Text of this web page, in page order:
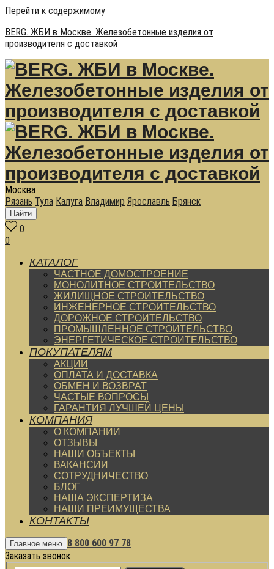
Перейти к содержимому
BERG. ЖБИ в Москве. Железобетонные изделия от
производителя с доставкой
Москва
Рязань Тула Калуга Владимир Ярославль Брянск
Найти
0
0
КАТАЛОГ
ЧАСТНОЕ ДОМОСТРОЕНИЕ
МОНОЛИТНОЕ СТРОИТЕЛЬСТВО
ЖИЛИЩНОЕ СТРОИТЕЛЬСТВО
ИНЖЕНЕРНОЕ СТРОИТЕЛЬСТВО
ДОРОЖНОЕ СТРОИТЕЛЬСТВО
ПРОМЫШЛЕННОЕ СТРОИТЕЛЬСТВО
ЭНЕРГЕТИЧЕСКОЕ СТРОИТЕЛЬСТВО
ПОКУПАТЕЛЯМ
АКЦИИ
ОПЛАТА И ДОСТАВКА
ОБМЕН И ВОЗВРАТ
ЧАСТЫЕ ВОПРОСЫ
ГАРАНТИЯ ЛУЧШЕЙ ЦЕНЫ
КОМПАНИЯ
О КОМПАНИИ
ОТЗЫВЫ
НАШИ ОБЪЕКТЫ
ВАКАНСИИ
СОТРУДНИЧЕСТВО
БЛОГ
НАША ЭКСПЕРТИЗА
НАШИ ПРЕИМУЩЕСТВА
КОНТАКТЫ
Главное меню 8 800 600 97 78
Заказать звонок